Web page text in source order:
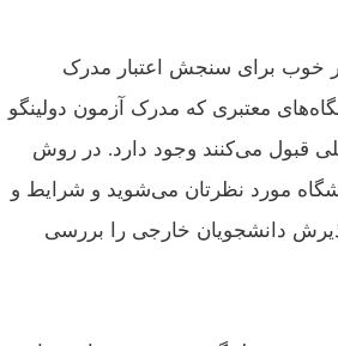
خوب برای سنجش اعتبار مدرک
معتبری که مدرک آزمون دولینگو
قبول می‌کنند وجود دارد. در روش
مورد نظرتان می‌شوید و شرایط و
دانشجویان خارجی را بررسی